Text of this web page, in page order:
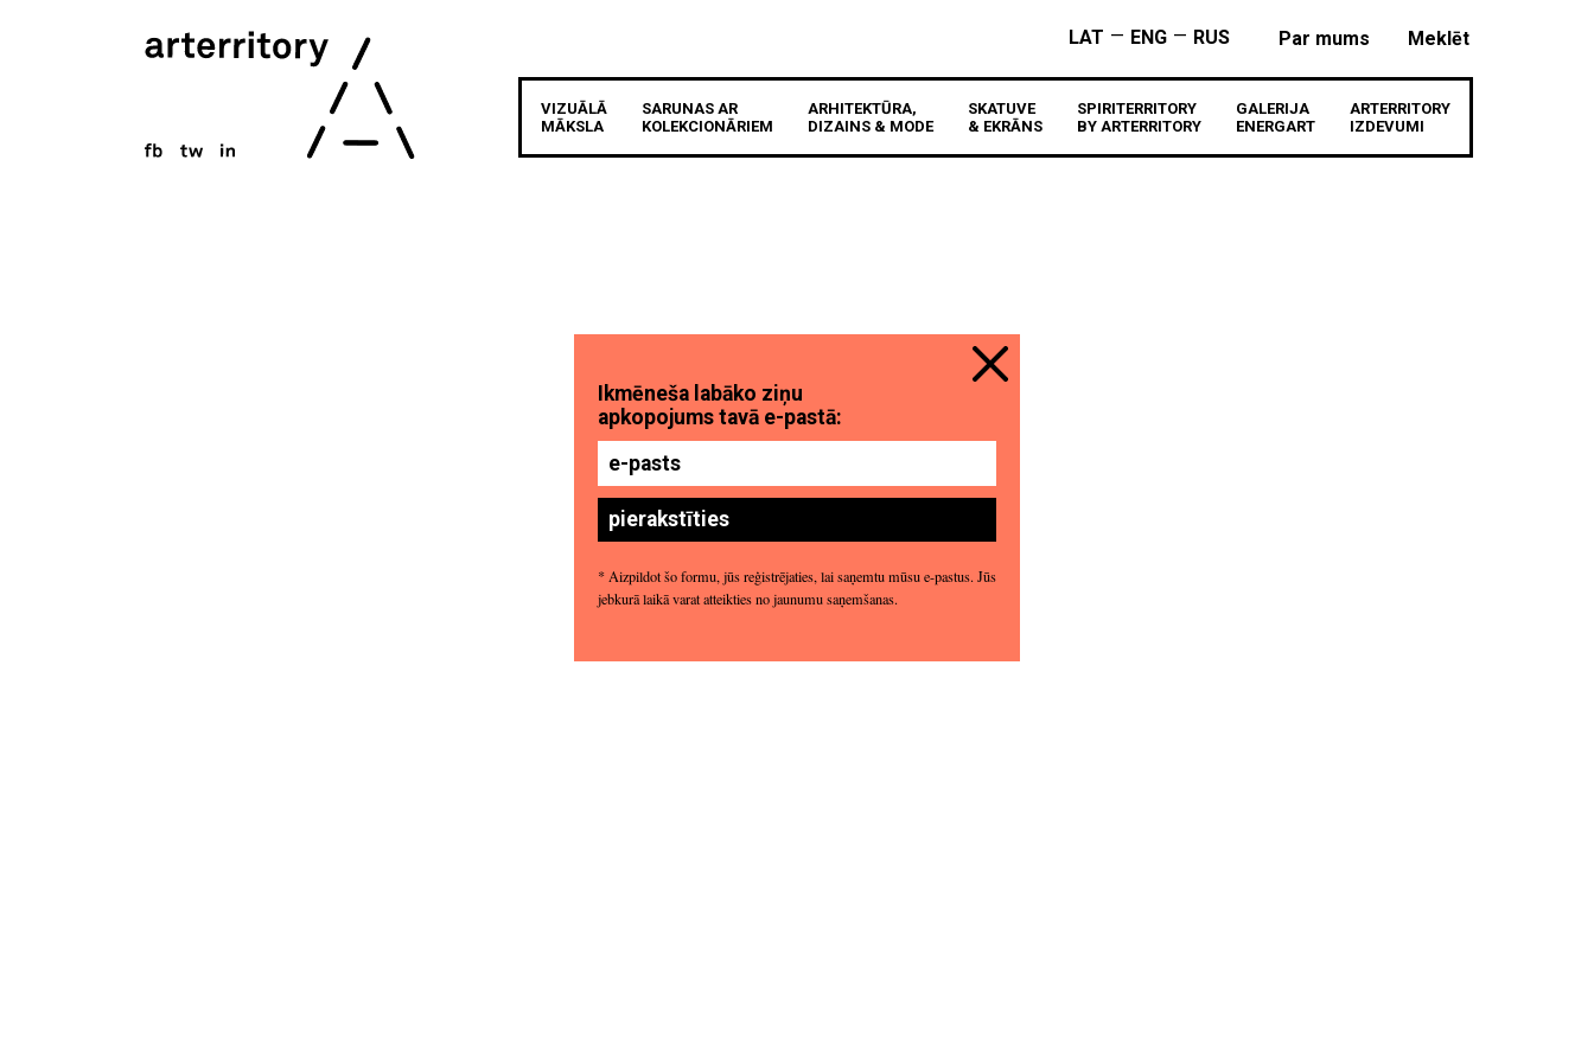
Par mums Meklēt
LAT — ENG — RUS
VIZUĀLĀ
MĀKSLA
SARUNAS AR
KOLEKCIONĀRIEM
ARHITEKTŪRA,
DIZAINS & MODE
SKATUVE
& EKRĀNS
SPIRITERRITORY
BY ARTERRITORY
GALERIJA
ENERGART
ARTERRITORY
IZDEVUMI